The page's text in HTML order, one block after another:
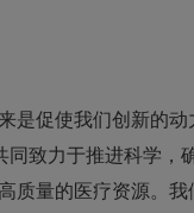
是促使我们创新的
同致力于推进科学，
质量的医疗资源。